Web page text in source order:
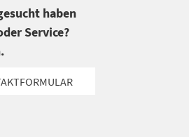
haben
Service?